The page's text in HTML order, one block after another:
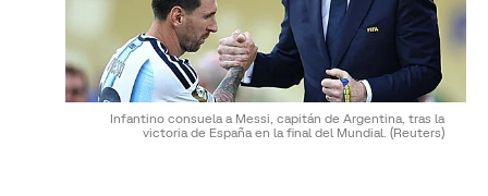
Infantino consuela a Messi, capitán de Argentina, tras la
victoria de España en la final del Mundial. (Reuters)